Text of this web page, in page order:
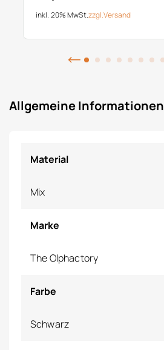
inkl. 20% MwSt.zzgl.Versand
Allgemeine Informationen
Material
Mix
Marke
The Olphactory
Farbe
Schwarz